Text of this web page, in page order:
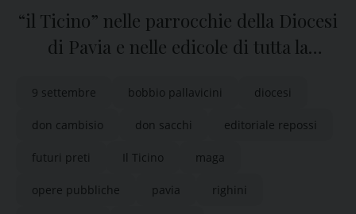
“il Ticino” nelle parrocchie della Diocesi
di Pavia e nelle edicole di tutta la
9 settembre bobbio pallavicini diocesi
don cambisio don sacchi editoriale repossi
futuri preti Il Ticino maga
opere pubbliche pavia righini